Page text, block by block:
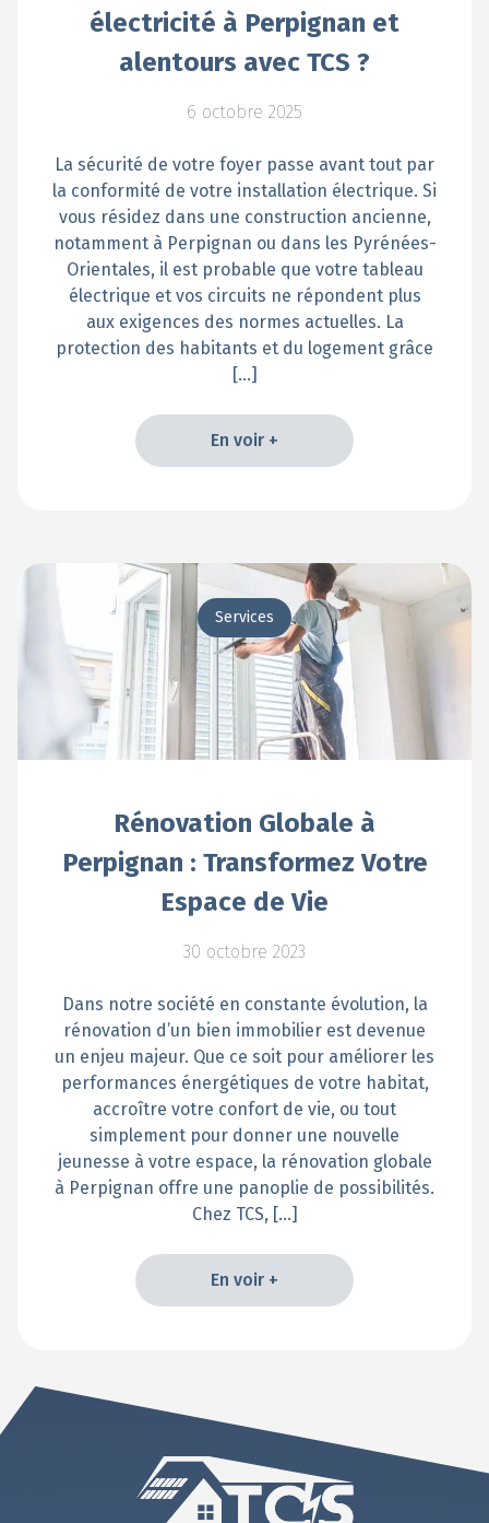
électricité à Perpignan et
alentours avec TCS ?
6 octobre 2025
La sécurité de votre foyer passe avant tout par
la conformité de votre installation électrique. Si
vous résidez dans une construction ancienne,
notamment à Perpignan ou dans les Pyrénées-
Orientales, il est probable que votre tableau
électrique et vos circuits ne répondent plus
aux exigences des normes actuelles. La
protection des habitants et du logement grâce
[…]
En voir +
Services
Rénovation Globale à
Perpignan : Transformez Votre
Espace de Vie
30 octobre 2023
Dans notre société en constante évolution, la
rénovation d’un bien immobilier est devenue
un enjeu majeur. Que ce soit pour améliorer les
performances énergétiques de votre habitat,
accroître votre confort de vie, ou tout
simplement pour donner une nouvelle
jeunesse à votre espace, la rénovation globale
à Perpignan offre une panoplie de possibilités.
Chez TCS, […]
En voir +